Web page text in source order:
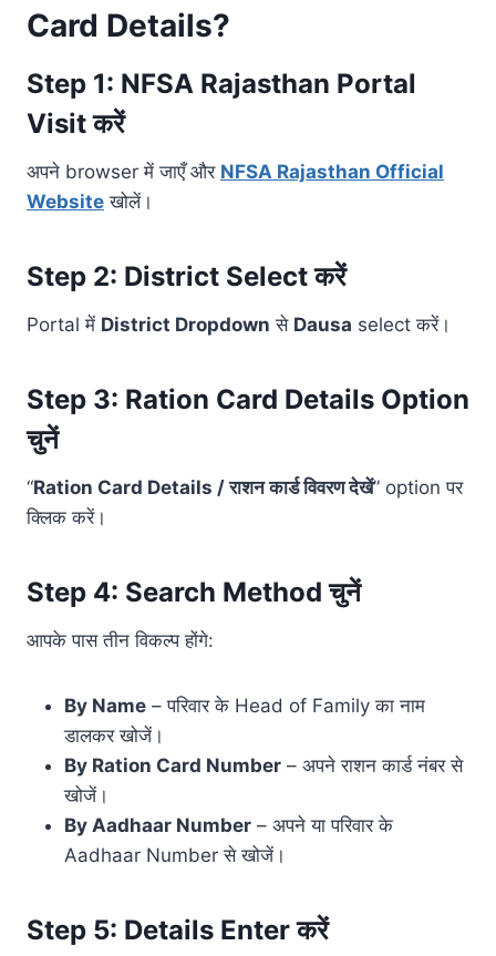
Card Details?
Step 1: NFSA Rajasthan Portal
Visit करें
अपने browser में जाएँ और NFSA Rajasthan Official
Website खोलें।
Step 2: District Select करें
Portal में District Dropdown से Dausa select करें।
Step 3: Ration Card Details Option
चुनें
“Ration Card Details / राशन कार्ड विवरण देखें” option पर
क्लिक करें।
Step 4: Search Method चुनें
आपके पास तीन विकल्प होंगे:
By Name – परिवार के Head of Family का नाम
डालकर खोजें।
By Ration Card Number – अपने राशन कार्ड नंबर से
खोजें।
By Aadhaar Number – अपने या परिवार के
Aadhaar Number से खोजें।
Step 5: Details Enter करें